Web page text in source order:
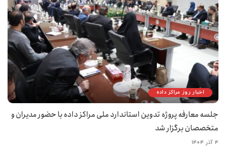
اخبار روز مراکز داده
جلسه معارفه پروژه تدوین استاندارد ملی مراکز داده با حضور مدیران و
متخصصان برگزار شد
۴ آذر ۱۴۰۴